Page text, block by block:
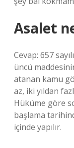
Asalet
Cevap: 657
üncü
atanan kamu
az, iki yıldan
Hüküme göre
başlama
içinde yapılır.